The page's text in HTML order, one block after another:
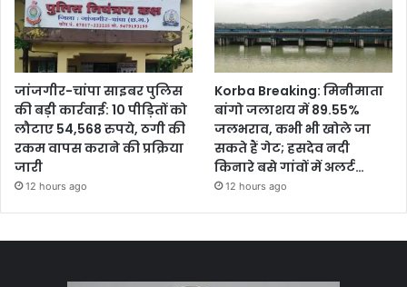
जांजगीर-चांपा साइबर पुलिस
की बड़ी कार्रवाई: 10 पीड़ितों को
लौटाए 54,568 रुपये, ठगी की
रकम वापस कराने की प्रक्रिया
जारी
12 hours ago
Korba Breaking: मिनीमाता
बांगो जलाशय में 89.55%
जलभराव, कभी भी खोले जा
सकते हैं गेट; हसदेव नदी
किनारे बसे गांवों में अलर्ट…
12 hours ago